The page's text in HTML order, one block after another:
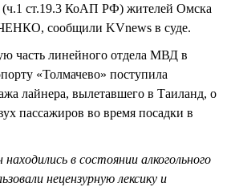
(ч.1 ст.19.3 КоАП РФ) жителей Омска
сообщили KVnews в суде.
часть линейного отдела МВД в
«Толмачево» поступила
лайнера, вылетавшего в Таиланд, о
пассажиров во время посадки в
в состоянии алкогольного
нецензурную лексику и